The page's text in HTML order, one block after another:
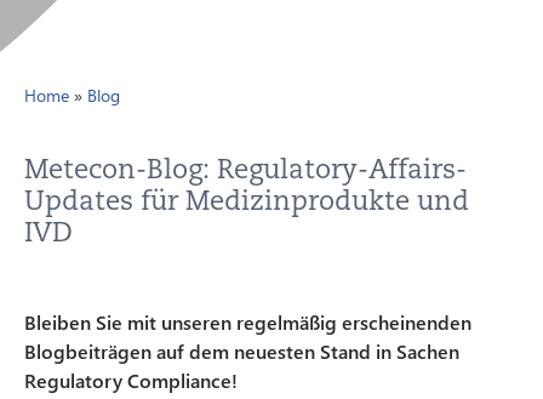
Home » Blog
Metecon-Blog: Regulatory-Affairs-
Updates für Medizinprodukte und
IVD
Bleiben Sie mit unseren regelmäßig erscheinenden
Blogbeiträgen auf dem neuesten Stand in Sachen
Regulatory Compliance!